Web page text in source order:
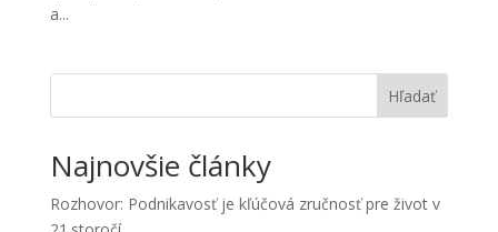
a...
Hľadať
Najnovšie články
Rozhovor: Podnikavosť je kľúčová zručnosť pre život v